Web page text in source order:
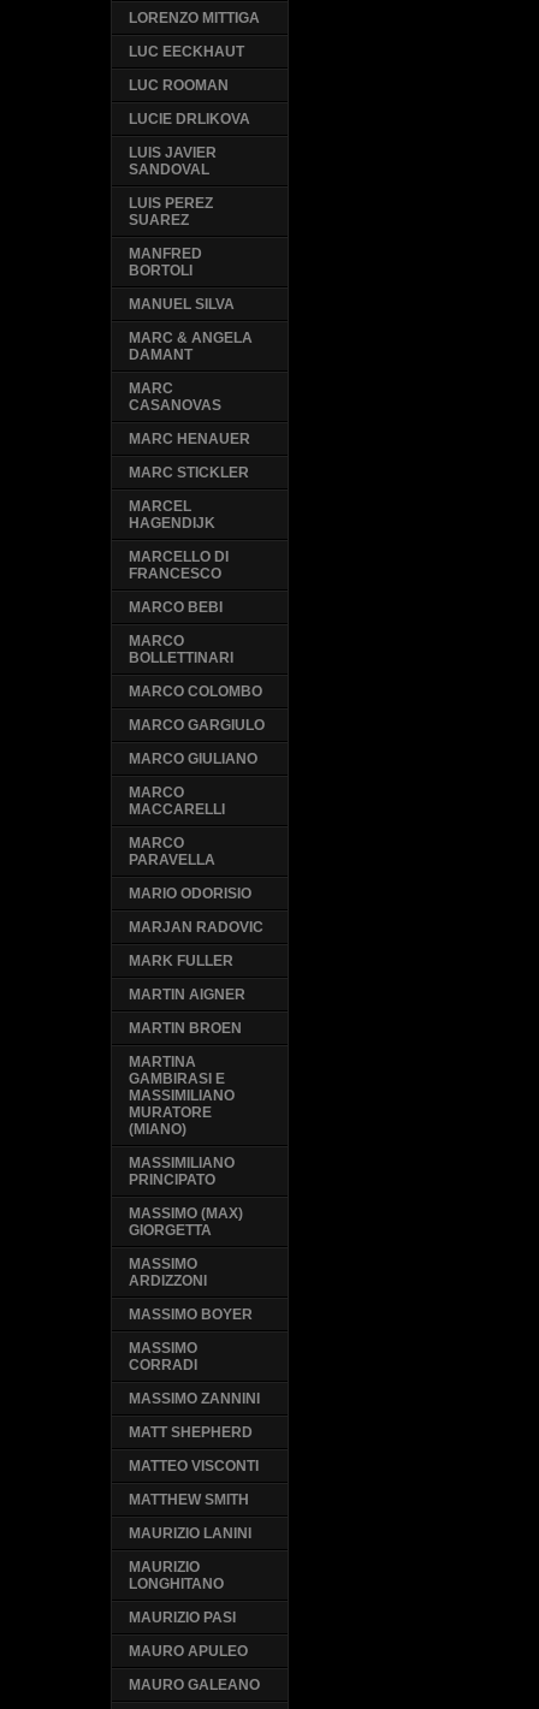
LORENZO MITTIGA
LUC EECKHAUT
LUC ROOMAN
LUCIE DRLIKOVA
LUIS JAVIER
SANDOVAL
LUIS PEREZ
SUAREZ
MANFRED
BORTOLI
MANUEL SILVA
MARC & ANGELA
DAMANT
MARC
CASANOVAS
MARC HENAUER
MARC STICKLER
MARCEL
HAGENDIJK
MARCELLO DI
FRANCESCO
MARCO BEBI
MARCO
BOLLETTINARI
MARCO COLOMBO
MARCO GARGIULO
MARCO GIULIANO
MARCO
MACCARELLI
MARCO
PARAVELLA
MARIO ODORISIO
MARJAN RADOVIC
MARK FULLER
MARTIN AIGNER
MARTIN BROEN
MARTINA
GAMBIRASI E
MASSIMILIANO
MURATORE
(MIANO)
MASSIMILIANO
PRINCIPATO
MASSIMO (MAX)
GIORGETTA
MASSIMO
ARDIZZONI
MASSIMO BOYER
MASSIMO
CORRADI
MASSIMO ZANNINI
MATT SHEPHERD
MATTEO VISCONTI
MATTHEW SMITH
MAURIZIO LANINI
MAURIZIO
LONGHITANO
MAURIZIO PASI
MAURO APULEO
MAURO GALEANO